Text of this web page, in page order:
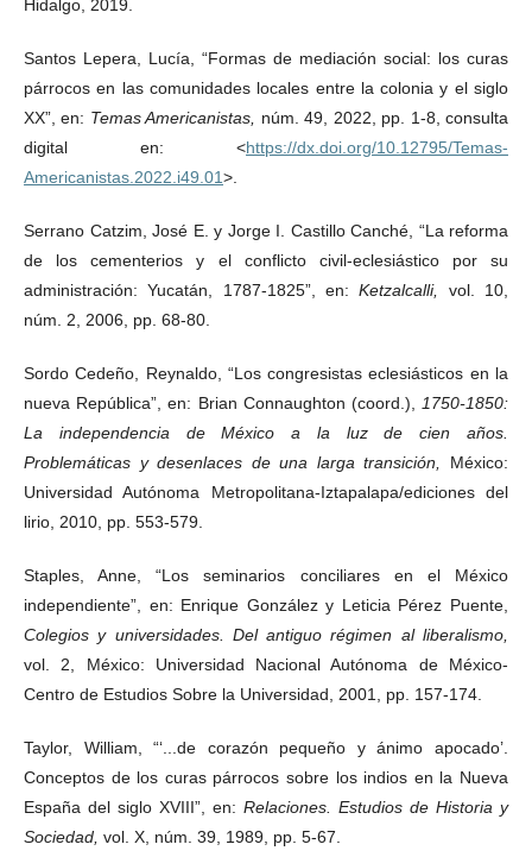
Hidalgo, 2019.
Santos Lepera, Lucía, “Formas de mediación social: los curas
párrocos en las comunidades locales entre la colonia y el siglo
XX”, en: Temas Americanistas, núm. 49, 2022, pp. 1-8, consulta
digital en: <https://dx.doi.org/10.12795/Temas-
Americanistas.2022.i49.01>.
Serrano Catzim, José E. y Jorge I. Castillo Canché, “La reforma
de los cementerios y el conflicto civil-eclesiástico por su
administración: Yucatán, 1787-1825”, en:Ketzalcalli, vol. 10,
núm. 2, 2006, pp. 68-80.
Sordo Cedeño, Reynaldo, “Los congresistas eclesiásticos en la
nueva República”, en: Brian Connaughton (coord.),
1750-1850:
La independencia de México a la luz de cien años.
Problemáticas y desenlaces de una larga transición, México:
Universidad Autónoma Metropolitana-Iztapalapa/ediciones del
lirio, 2010, pp. 553-579.
Staples, Anne, “Los seminarios conciliares en el México
independiente”, en: Enrique González y Leticia Pérez Puente,
Colegios y universidades. Del antiguo régimen al liberalismo,
vol. 2, México: Universidad Nacional Autónoma de México-
Centro de Estudios Sobre la Universidad, 2001, pp. 157-174.
Taylor, William, “ʻ...de corazón pequeño y ánimo apocado’.
Conceptos de los curas párrocos sobre los indios en la Nueva
España del siglo XVIII”, en: Relaciones. Estudios de Historia y
Sociedad, vol. X, núm. 39, 1989, pp. 5-67.